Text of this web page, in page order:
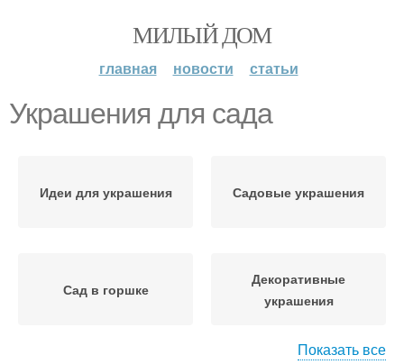
МИЛЫЙ ДОМ
главная новости статьи
Украшения для сада
Идеи для украшения Садовые украшения
Сад в горшке
Декоративные
украшения
Показать все